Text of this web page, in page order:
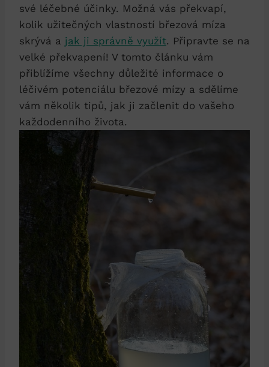
své léčebné účinky. Možná vás překvapí,
kolik užitečných vlastností březová míza
skrývá a jak ji správně využít. Připravte se na
velké překvapení! V tomto článku vám
přiblížíme všechny důležité informace o
léčivém potenciálu březové mízy a sdělíme
vám několik tipů, jak ji začlenit do vašeho
každodenního života.